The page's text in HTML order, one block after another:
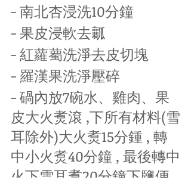
- 南北杏浸洗10分鐘
- 果皮浸軟去瓤
- 紅蘿薥洗淨去皮切塊
- 羅漢果洗淨壓碎
- 碢內放7碗水、雞肉、果
皮大火煑滾 ,下所有材料(雪
耳除外)大火煑15分鍾 , 轉
中小火煑40分鐘 , 最後轉中
火下雪耳煑20分鐘下鹽便